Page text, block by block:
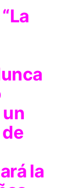
“La
la